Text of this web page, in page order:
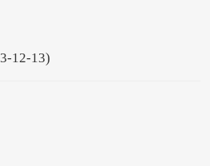
12-13)